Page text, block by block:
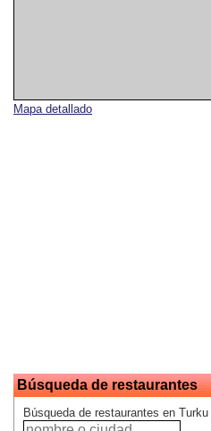
Mapa detallado
Búsqueda de restaurantes
Búsqueda de restaurantes en Turku